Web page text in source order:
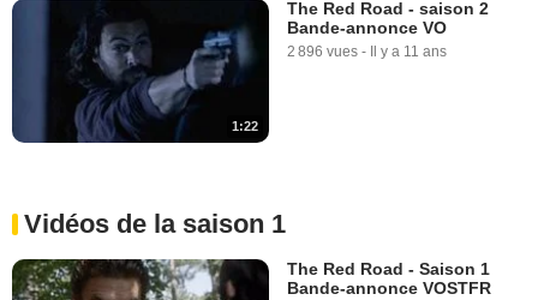
1:22
The Red Road - saison 2
Bande-annonce VO
2 896 vues - Il y a 11 ans
Vidéos de la saison 1
The Red Road - Saison 1
Bande-annonce VOSTFR